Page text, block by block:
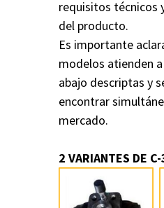
requisitos técnicos
del producto.
Es importante
modelos atienden
abajo descriptas y
encontrar
mercado.
2 VARIANTES DE